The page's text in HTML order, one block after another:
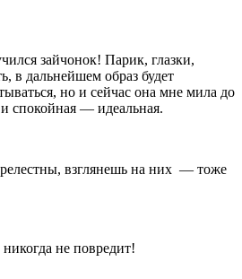
зайчонок! Парик, глазки,
в дальнейшем образ будет
но и сейчас она мне мила до
спокойная — идеальная.
взглянешь на них — тоже
не повредит!